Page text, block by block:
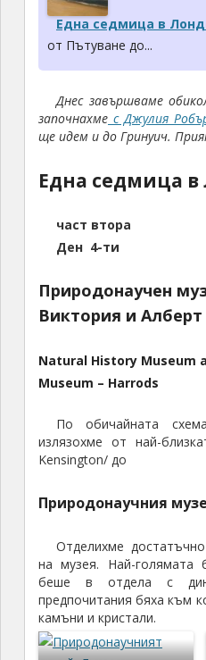
Една седмица в
от Пътуване до...
Днес завършваме
започнахмес Джулия
ще идем и до Гринуич.
Една седмица в
част втора
Ден 4-ти
Природонаучен
Виктория и
Natural History Museum
Museum – Harrods
По обичайната
излязохме от най-
Kensington/ до
Природонаучния
Отделихме
на музея. Най-голямата
беше в отдела с
предпочитания бяха към
камъни и кристали.